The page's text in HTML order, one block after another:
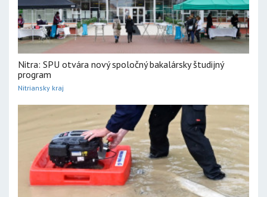
Nitra: SPU otvára nový spoločný bakalársky študijný
program
Nitriansky kraj